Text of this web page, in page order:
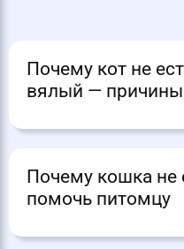
Почему кот не
вялый — причины
Почему кошка не
помочь питомцу